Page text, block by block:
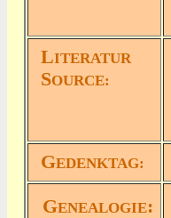
LITERATUR
SOURCE:
GEDENKTAG:
GENEALOGIE: